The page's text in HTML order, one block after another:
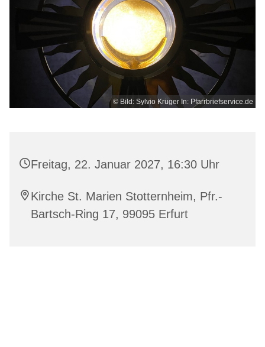
© Bild: Sylvio Krüger In: Pfarrbriefservice.de
Freitag, 22. Januar 2027, 16:30 Uhr
Kirche St. Marien Stotternheim, Pfr.-
Bartsch-Ring 17, 99095 Erfurt